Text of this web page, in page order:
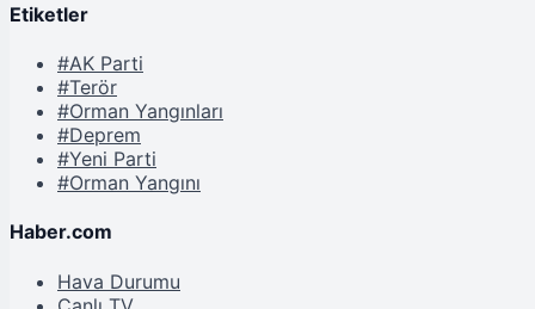
Etiketler
#AK Parti
#Terör
#Orman Yangınları
#Deprem
#Yeni Parti
#Orman Yangını
Haber.com
Hava Durumu